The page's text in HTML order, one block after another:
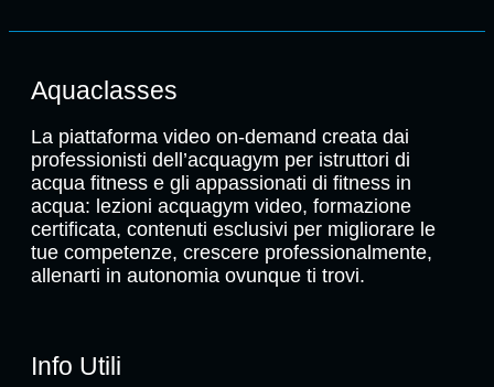
Aquaclasses
La piattaforma video on-demand creata dai
professionisti dell’acquagym per istruttori di
acqua fitness e gli appassionati di fitness in
acqua: lezioni acquagym video, formazione
certificata, contenuti esclusivi per migliorare le
tue competenze, crescere professionalmente,
allenarti in autonomia ovunque ti trovi.
Info Utili